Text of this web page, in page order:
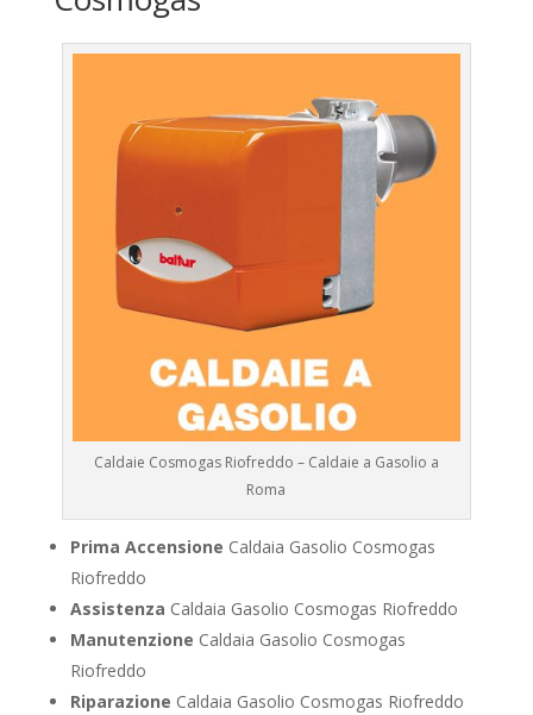
Caldaie Cosmogas Riofreddo – Caldaie a Gasolio a
Roma
Prima Accensione Caldaia Gasolio Cosmogas
Riofreddo
Assistenza Caldaia Gasolio Cosmogas Riofreddo
Manutenzione Caldaia Gasolio Cosmogas
Riofreddo
Riparazione Caldaia Gasolio Cosmogas Riofreddo